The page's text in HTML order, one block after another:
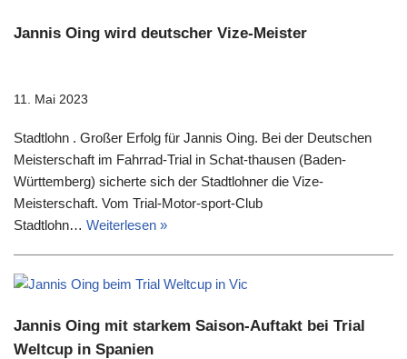
Jannis Oing wird deutscher Vize-Meister
11. Mai 2023
Stadtlohn . Großer Erfolg für Jannis Oing. Bei der Deutschen
Meisterschaft im Fahrrad-Trial in Schat-thausen (Baden-
Württemberg) sicherte sich der Stadtlohner die Vize-
Meisterschaft. Vom Trial-Motor-sport-Club
Stadtlohn… Weiterlesen »
Jannis Oing mit starkem Saison-Auftakt bei Trial
Weltcup in Spanien